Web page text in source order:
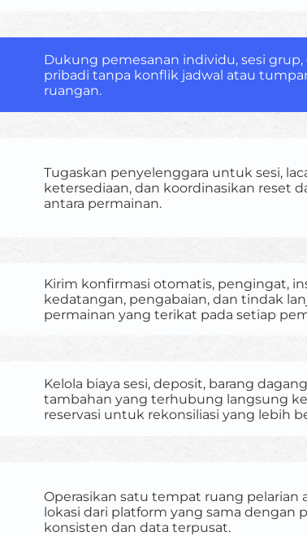
Dukung pemesanan individu, sesi grup,
pribadi tanpa konflik jadwal atau
ruangan.
Tugaskan penyelenggara untuk sesi,
ketersediaan, dan koordinasikan reset
antara permainan.
Kirim konfirmasi otomatis, pengingat,
kedatangan, pengabaian, dan tindak
permainan yang terikat pada setiap
Kelola biaya sesi, deposit, barang
tambahan yang terhubung langsung
reservasi untuk rekonsiliasi yang lebih
Operasikan satu tempat ruang pelarian
lokasi dari platform yang sama dengan
konsisten dan data terpusat.